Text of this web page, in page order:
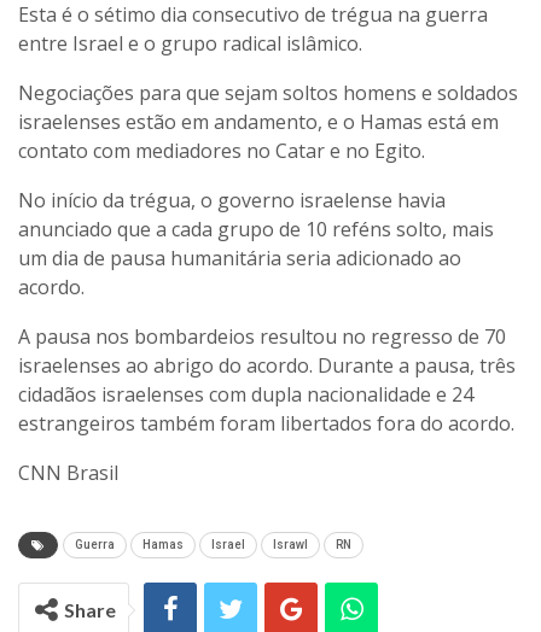
Esta é o sétimo dia consecutivo de trégua na guerra
entre Israel e o grupo radical islâmico.
Negociações para que sejam soltos homens e soldados
israelenses estão em andamento, e o Hamas está em
contato com mediadores no Catar e no Egito.
No início da trégua, o governo israelense havia
anunciado que a cada grupo de 10 reféns solto, mais
um dia de pausa humanitária seria adicionado ao
acordo.
A pausa nos bombardeios resultou no regresso de 70
israelenses ao abrigo do acordo. Durante a pausa, três
cidadãos israelenses com dupla nacionalidade e 24
estrangeiros também foram libertados fora do acordo.
CNN Brasil
Guerra Hamas Israel Israwl RN
Share